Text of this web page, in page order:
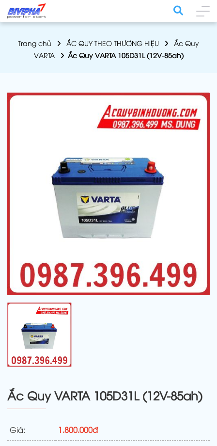
Trang chủ ẮC QUY THEO THƯƠNG HIỆU
Ắc Quy
VARTA
Ắc Quy VARTA 105D31L (12V-85ah)
Ắc Quy VARTA 105D31L (12V-85ah)
Giá: 1.800.000đ